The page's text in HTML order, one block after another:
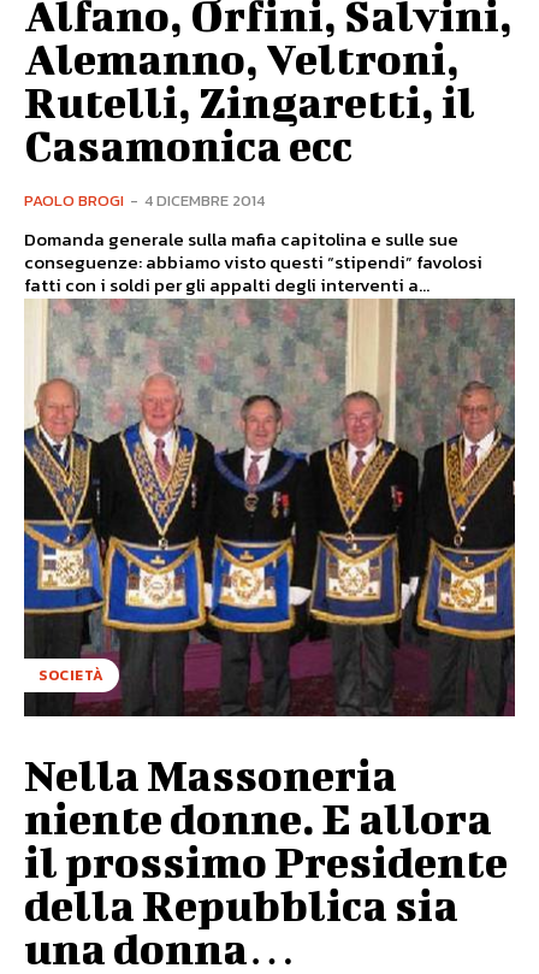
Alfano, Orfini, Salvini,
Alemanno, Veltroni,
Rutelli, Zingaretti, il
Casamonica ecc
PAOLO BROGI - 4 DICEMBRE 2014
Domanda generale sulla mafia capitolina e sulle sue
conseguenze: abbiamo visto questi “stipendi” favolosi
fatti con i soldi per gli appalti degli interventi a...
SOCIETÀ
Nella Massoneria
niente donne. E allora
il prossimo Presidente
della Repubblica sia
una donna…